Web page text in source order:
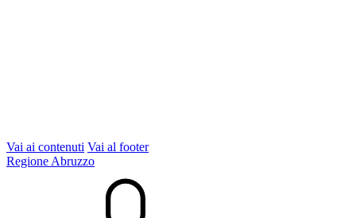
Vai ai contenuti Vai al footer
Regione Abruzzo